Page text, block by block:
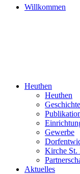
Willkommen
Heuthen
Heuthen
Geschichte
Gewerbe
Kirche St.
Aktuelles